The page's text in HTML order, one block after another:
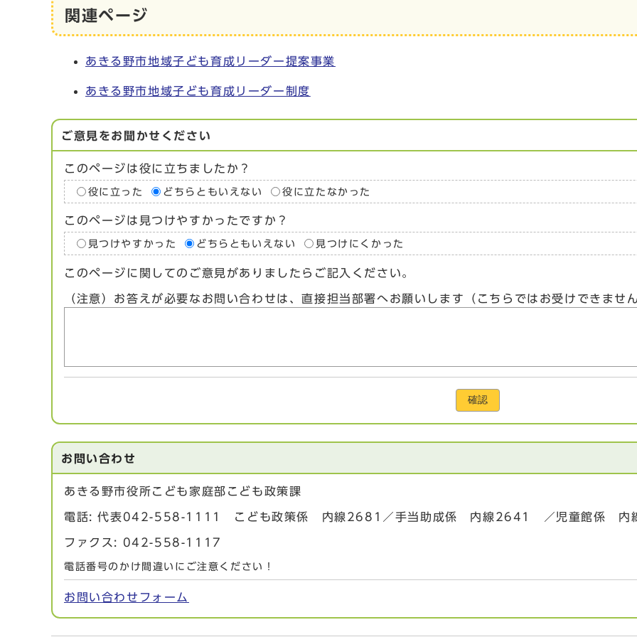
関連ページ
あきる野市地域子ども育成リーダー提案事業
あきる野市地域子ども育成リーダー制度
ご意見をお聞かせください
このページは役に立ちましたか？
役に立った どちらともいえない 役に立たなかった
このページは見つけやすかったですか？
見つけやすかった どちらともいえない 見つけにくかった
このページに関してのご意見がありましたらご記入ください。
（注意）お答えが必要なお問い合わせは、直接担当部署へお願いします（こちらではお受けできませ
確認
お問い合わせ
あきる野市役所こども家庭部こども政策課
電話: 代表042-558-1111 こども政策係 内線2681／手当助成係 内線2641 ／児童館係 内
ファクス: 042-558-1117
電話番号のかけ間違いにご注意ください！
お問い合わせフォーム